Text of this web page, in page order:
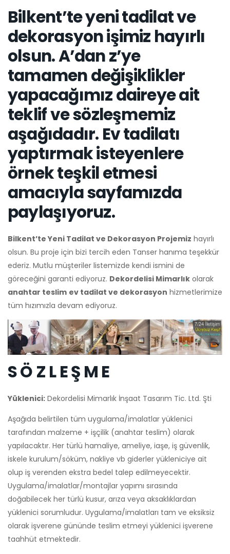
Bilkent’te yeni tadilat ve
dekorasyon işimiz hayırlı
olsun. A’dan z’ye
tamamen değişiklikler
yapacağımız daireye ait
teklif ve sözleşmemiz
aşağıdadır. Ev tadilatı
yaptırmak isteyenlere
örnek teşkil etmesi
amacıyla sayfamızda
paylaşıyoruz.
Bilkent’te Yeni Tadilat ve Dekorasyon Projemiz hayırlı
olsun. Bu proje için bizi tercih eden Tanser hanıma teşekkür
ederiz. Mutlu müşteriler listemizde kendi ismini de
göreceğini garanti ediyoruz. Dekordelisi Mimarlık olarak
anahtar teslim ev tadilat ve dekorasyon hizmetlerimize
tüm hızımızla devam ediyoruz.
S Ö Z L E Ş M E
Yüklenici: Dekordelisi Mimarlık İnşaat Tasarım Tic. Ltd. Şti
Aşağıda belirtilen tüm uygulama/imalatlar yüklenici
tarafından malzeme + işçilik (anahtar teslim) olarak
yapılacaktır. Her türlü hamaliye, ameliye, iaşe, iş güvenlik,
iskele kurulum/söküm, nakliye vb giderler yükleniciye ait
olup iş verenden ekstra bedel talep edilmeyecektir.
Uygulama/imalatlar/montajlar yapımı sırasında
doğabilecek her türlü kusur, arıza veya aksaklıklardan
yüklenici sorumludur. Uygulama/imalatları tam ve eksiksiz
olarak işverene gününde teslim etmeyi yüklenici işverene
taahhüt etmektedir.